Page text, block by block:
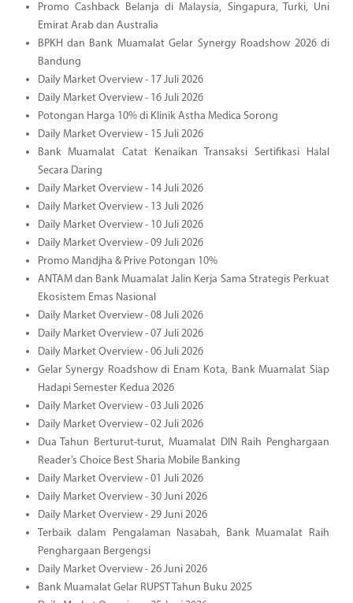
Promo Cashback Belanja di Malaysia, Singapura, Turki, Uni
Emirat Arab dan Australia
BPKH dan Bank Muamalat Gelar Synergy Roadshow 2026 di
Bandung
Daily Market Overview - 17 Juli 2026
Daily Market Overview - 16 Juli 2026
Potongan Harga 10% di Klinik Astha Medica Sorong
Daily Market Overview - 15 Juli 2026
Bank Muamalat Catat Kenaikan Transaksi Sertifikasi Halal
Secara Daring
Daily Market Overview - 14 Juli 2026
Daily Market Overview - 13 Juli 2026
Daily Market Overview - 10 Juli 2026
Daily Market Overview - 09 Juli 2026
Promo Mandjha & Prive Potongan 10%
ANTAM dan Bank Muamalat Jalin Kerja Sama Strategis Perkuat
Ekosistem Emas Nasional
Daily Market Overview - 08 Juli 2026
Daily Market Overview - 07 Juli 2026
Daily Market Overview - 06 Juli 2026
Gelar Synergy Roadshow di Enam Kota, Bank Muamalat Siap
Hadapi Semester Kedua 2026
Daily Market Overview - 03 Juli 2026
Daily Market Overview - 02 Juli 2026
Dua Tahun Berturut-turut, Muamalat DIN Raih Penghargaan
Reader’s Choice Best Sharia Mobile Banking
Daily Market Overview - 01 Juli 2026
Daily Market Overview - 30 Juni 2026
Daily Market Overview - 29 Juni 2026
Terbaik dalam Pengalaman Nasabah, Bank Muamalat Raih
Penghargaan Bergengsi
Daily Market Overview - 26 Juni 2026
Bank Muamalat Gelar RUPST Tahun Buku 2025